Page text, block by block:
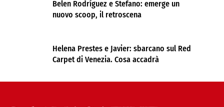
Belen Rodríguez e Stefano: emerge un
nuovo scoop, il retroscena
Helena Prestes e Javier: sbarcano sul Red
Carpet di Venezia. Cosa accadrà